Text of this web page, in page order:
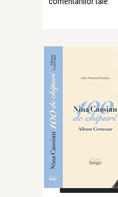
CAUTĂ ÎN SITE